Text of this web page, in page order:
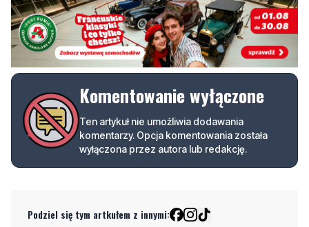
Komentowanie wyłączone
Ten artykuł nie umożliwia dodawania
komentarzy. Opcja komentowania została
wyłączona przez autora lub redakcję.
Podziel się tym artkułem z innymi: